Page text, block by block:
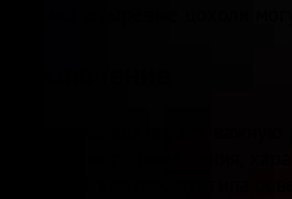
Однако штыревые цоколи
Цоколь лампы играет
освещаемого помещения,
решение для любого типа